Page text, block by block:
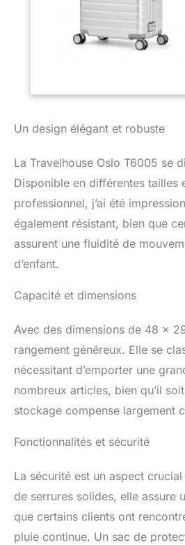
Un design élégant et robuste
La Travelhouse Oslo T6005 se
Disponible en différentes tailles
professionnel, j’ai été
également résistant, bien que
assurent une fluidité de
d’enfant.
Capacité et dimensions
Avec des dimensions de 48 x
rangement généreux. Elle se
nécessitant d’emporter une
nombreux articles, bien qu’il
stockage compense largement
Fonctionnalités et sécurité
La sécurité est un aspect
de serrures solides, elle assure
que certains clients ont
pluie continue. Un sac de